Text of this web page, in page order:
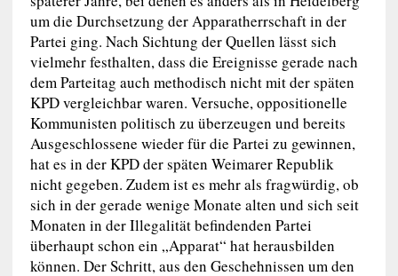
um die Durchsetzung der Apparatherrschaft in der
Partei ging. Nach Sichtung der Quellen lässt sich
vielmehr festhalten, dass die Ereignisse gerade nach
dem Parteitag auch methodisch nicht mit der späten
KPD vergleichbar waren. Versuche, oppositionelle
Kommunisten politisch zu überzeugen und bereits
Ausgeschlossene wieder für die Partei zu gewinnen,
hat es in der KPD der späten Weimarer Republik
nicht gegeben. Zudem ist es mehr als fragwürdig, ob
sich in der gerade wenige Monate alten und sich seit
Monaten in der Illegalität befindenden Partei
überhaupt schon ein „Apparat“ hat herausbilden
können. Der Schritt, aus den Geschehnissen um den